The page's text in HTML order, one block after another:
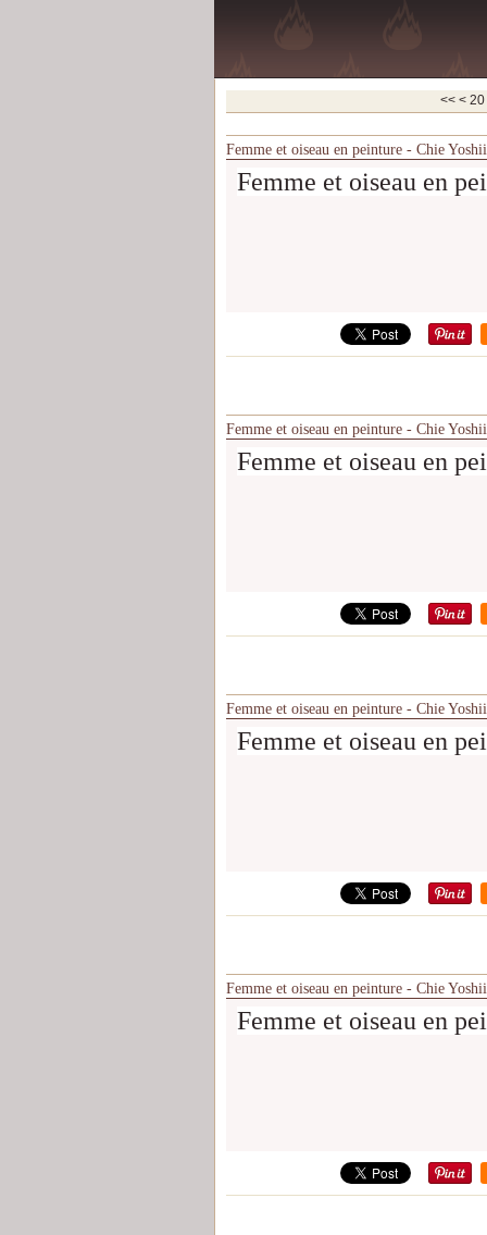
<< < 10
20
Femme et oiseau en peinture - Chie Yoshii
Femme et oiseau en
Femme et oiseau en peinture - Chie Yoshii
Femme et oiseau en
Femme et oiseau en peinture - Chie Yoshii
Femme et oiseau en
Femme et oiseau en peinture - Chie Yoshii
Femme et oiseau en